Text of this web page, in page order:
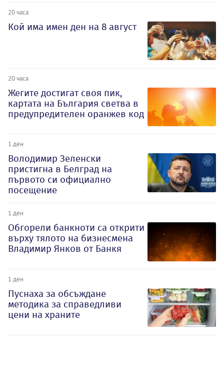
20 часа
Кой има имен ден на 8 август
20 часа
Жегите достигат своя пик,
картата на България светва в
предупредителен оранжев код
1 ден
Володимир Зеленски
пристигна в Белград на
първото си официално
посещение
1 ден
Обгорели банкноти са открити
върху тялото на бизнесмена
Владимир Янков от Банкя
1 ден
Пуснаха за обсъждане
методика за справедливи
цени на храните